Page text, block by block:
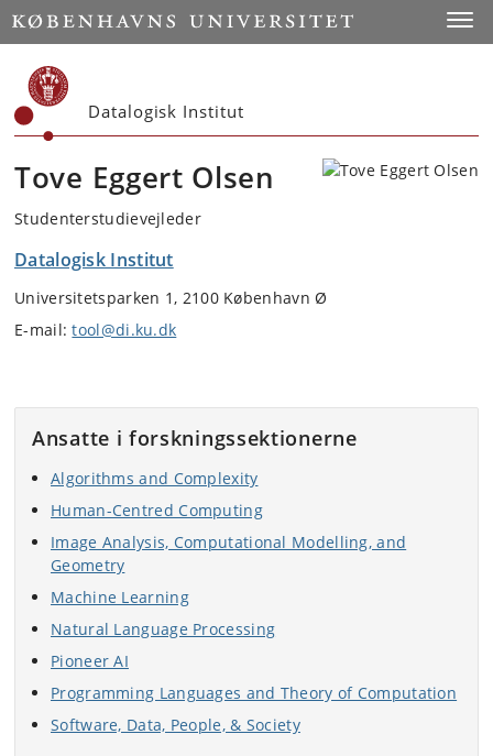
Start
Datalogisk Institut
Tove Eggert Olsen
Studenterstudievejleder
Datalogisk Institut
Universitetsparken 1, 2100 København Ø
E-mail:tool@di.ku.dk
Ansatte i forskningssektionerne
Algorithms and Complexity
Human-Centred Computing
Image Analysis, Computational Modelling, and
Geometry
Machine Learning
Natural Language Processing
Pioneer AI
Programming Languages and Theory of Computation
Software, Data, People, & Society